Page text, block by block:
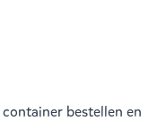
container bestellen en